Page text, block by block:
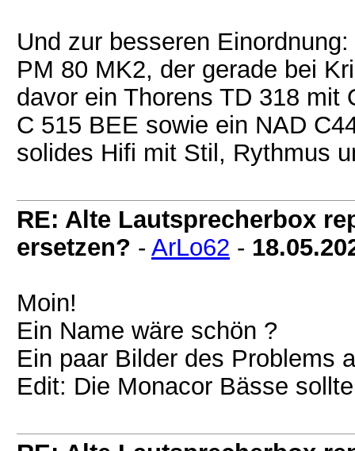
Und zur besseren
PM 80 MK2, der gerade bei
davor ein Thorens TD 318 mit
C 515 BEE sowie ein NAD
solides Hifi mit Stil, Rythmus
RE: Alte Lautsprecherbox
ersetzen? - ArLo62 -
Moin!
Ein Name wäre schön ?
Ein paar Bilder des Problems
Edit: Die Monacor Bässe